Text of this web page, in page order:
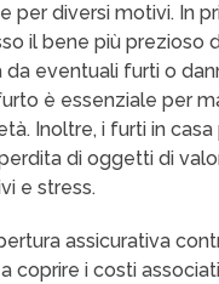
per diversi motivi. In
il bene più prezioso
eventuali furti o
è essenziale per
Inoltre, i furti in
di oggetti di
e stress.
assicurativa
coprire i costi